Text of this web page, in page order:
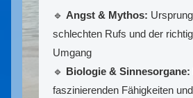
🔹 Angst & Mythos:
schlechten Rufs und der
Umgang
🔹 Biologie & Sinnesorgane:
faszinierenden Fähigkeiten